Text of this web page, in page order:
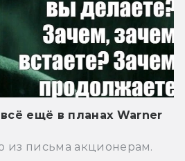
ещё в планах Warner
из письма акционерам.